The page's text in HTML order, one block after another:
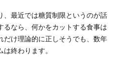
、最近では糖質制限というのが話
るなら、何かをカットする食事は
だけ理論的に正しそうでも、数年
終わります。